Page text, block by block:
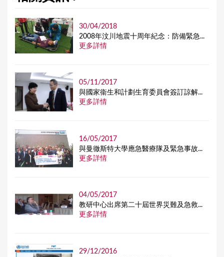
30/04/2018
2008年汶川地震十周年紀念：防備緊急...
更多詳情
05/11/2017
與國家衞生和計劃生育委員會簽訂諒解...
更多詳情
16/05/2017
與曼徹斯特大學應急醫療隊及緊急事故...
更多詳情
04/05/2017
教研中心出席第二十屆世界災難及急救...
更多詳情
29/12/2016